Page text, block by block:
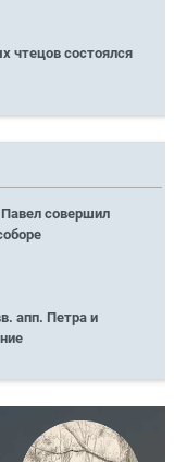
чтецов состоялся
совершил
апп. Петра и